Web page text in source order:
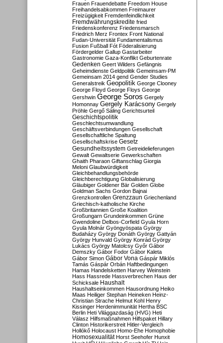
Frauen Frauendebatte Freedom House
Freihandelsabkommen Freimaurer
Freizügigkeit Fremdenfeindlichkeit
Fremdwährungskredite fried
Friedenskonferenz Friedensmarsch
Friedrich Merz Frontex Front National
Fudan-Universität Fundamentalismus
Fusion Fußball Fót Föderalisierung
Fördergelder Gallup Gastarbeiter
Gastronomie Gaza-Konflikt Geburtenrate
Gedenken Geert Wilders Gefängnis
Geheimdienste Geldpolitik Gemeinsam-PM
Gemeinsam 2014 gend Gender Studies
Generalstreik Geopolitik George Clooney
George Floyd George Floys George
Gershwin George Soros Gergely
Homonnay Gergely Karácsony Gergely
Pröhle Gergő Sáling Gerichtsurteil
Geschichtspolitik
Geschlechtsumwandlung
Geschäftsverbindungen Gesellschaft
Gesellschaftliche Spaltung
Gesellschaftskrise Gesetz
Gesundheitssystem Getreidelieferungen
Gewalt Gewaltserie Gewerkschaften
Ghaith Pharaon Giftanschlag Giorgia
Meloni Glaubwürdigkeit
Gleichbehandlungsbehörde
Gleichberechtigung Globalisierung
Gläubiger Goldener Bär Golden Globe
Goldman Sachs Gordon Bajnai
Grenzkontrollen Grenzzaun Griechenland
Griechisch-katholische Kirche
Großbritannien Große Koalition
Großungarn Grundeinkommen Grüne
Gwendoline Delbos-Corfield Gyula Horn
Gyula Molnár Gyöngyöspata György
Budaházy György Donáth György Gattyán
György Hunvald György Konrád György
Lukács György Matolcsy Győr Gábor
Demszky Gábor Fodor Gábor Kaleta
Gábor Simon Gábor Vona Gáspár Miklós
Tamás Gáspár Orbán Haftbedingungen
Hamas Handelsketten Harvey Weinstein
Hass Hassrede Hassverbrechen Haus der
Schicksale Haushalt
Haushaltseinkommen Hausordnung Heiko
Maas Heiliger Stephan Heineken Heinz-
Christian Strache Helmut Kohl Henry
Kissinger Herdenimmunität Hertha BSC
Berlin Heti Világgazdaság (HVG) Heti
Válasz Hilfsmaßnahmen Hilfspaket Hillary
Clinton Historikerstreit Hitler-Vergleich
Hollókő Holocaust Homo-Ehe Homophobie
Homosexualität Horst Seehofer Hunxit